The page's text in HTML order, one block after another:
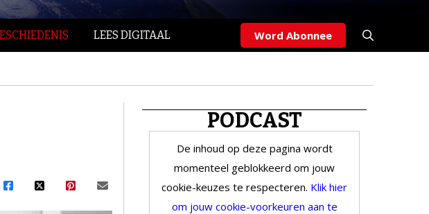
LEES DIGITAAL Word Abonnee
PODCAST
De inhoud op deze pagina wordt
momenteel geblokkeerd om jouw
cookie-keuzes te respecteren. Klik hier
om jouw cookie-voorkeuren aan te